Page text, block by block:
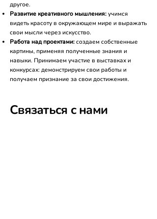
другое.
Развитие креативного мышления:учимся
видеть красоту в окружающем мире и выражать
свои мысли через искусство.
Работа над проектами:создаем собственные
картины, применяя полученные знания и
навыки. Принимаем участие в выставках и
конкурсах: демонстрируем свои работы и
получаем признание за свои достижения.
Связаться с нами